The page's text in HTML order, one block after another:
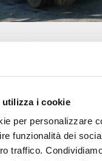
i cookie
per personalizzare
funzionalità dei
traffico.
825 è un caricatore
idraulico avanzato e
durata operativa e
per settori come
e logistica […]